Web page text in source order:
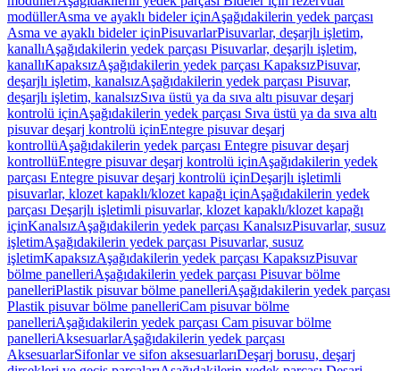
modüllerAsma ve ayaklı bideler içinAşağıdakilerin yedek parçası
Asma ve ayaklı bideler içinPisuvarlarPisuvarlar, deşarjlı işletim,
kanallıAşağıdakilerin yedek parçası Pisuvarlar, deşarjlı işletim,
kanallıKapaksızAşağıdakilerin yedek parçası KapaksızPisuvar,
deşarjlı işletim, kanalsızAşağıdakilerin yedek parçası Pisuvar,
deşarjlı işletim, kanalsızSıva üstü ya da sıva altı pisuvar deşarj
kontrolü içinAşağıdakilerin yedek parçası Sıva üstü ya da sıva altı
pisuvar deşarj kontrolü içinEntegre pisuvar deşarj
kontrollüAşağıdakilerin yedek parçası Entegre pisuvar deşarj
kontrollüEntegre pisuvar deşarj kontrolü içinAşağıdakilerin yedek
parçası Entegre pisuvar deşarj kontrolü içinDeşarjlı işletimli
pisuvarlar, klozet kapaklı/klozet kapağı içinAşağıdakilerin yedek
parçası Deşarjlı işletimli pisuvarlar, klozet kapaklı/klozet kapağı
içinKanalsızAşağıdakilerin yedek parçası KanalsızPisuvarlar, susuz
işletimAşağıdakilerin yedek parçası Pisuvarlar, susuz
işletimKapaksızAşağıdakilerin yedek parçası KapaksızPisuvar
bölme panelleriAşağıdakilerin yedek parçası Pisuvar bölme
panelleriPlastik pisuvar bölme panelleriAşağıdakilerin yedek parçası
Plastik pisuvar bölme panelleriCam pisuvar bölme
panelleriAşağıdakilerin yedek parçası Cam pisuvar bölme
panelleriAksesuarlarAşağıdakilerin yedek parçası
AksesuarlarSifonlar ve sifon aksesuarlarıDeşarj borusu, deşarj